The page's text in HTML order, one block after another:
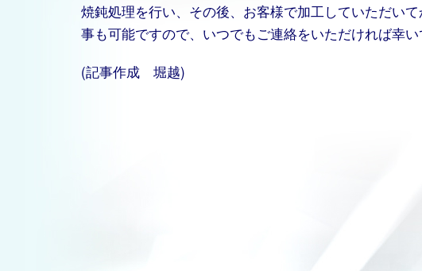
焼鈍処理を行い、その後、お客様で加工していただい
事も可能ですので、いつでもご連絡をいただければ幸い
(記事作成 堀越)